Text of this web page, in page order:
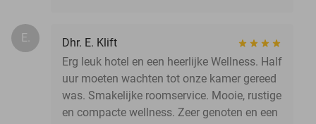
E.
Dhr. E. Klift
Erg leuk hotel en een heerlijke Wellness. Half
uur moeten wachten tot onze kamer gereed
was. Smakelijke roomservice. Mooie, rustige
en compacte wellness. Zeer genoten en een